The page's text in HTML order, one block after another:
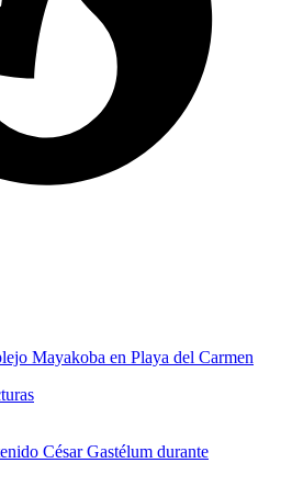
Mayakoba en Playa del Carmen
César Gastélum durante